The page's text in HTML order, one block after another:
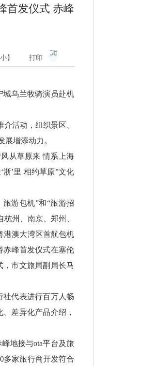
首发仪式 赤峰
小】 打印
城乌兰牧骑演员赴机
活动，组织景区、
增添动力。
从草原来 情系上海
’里 相约草原”文化
游包机”和“旅游招
州、南京、郑州、
港澳大湾区首航包机
赤峰首发仪式在塞伦
市文旅局副局长马
社代表进行百万人畅
差异化产品介绍，
地接与ota平台及旅
多家旅行商开发符合